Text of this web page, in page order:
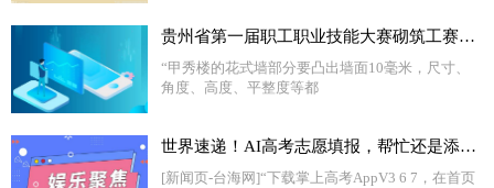
贵州省第一届职工职业技能大赛砌筑工赛项一等奖获得者杨林：脑海里装着每一块砖的精准定位|今日报
“甲秀楼的花式墙部分要凸出墙面10毫米，尺寸、
角度、高度、平整度等都
世界速递！AI高考志愿填报，帮忙还是添乱？
[新闻页-台海网]“下载掌上高考AppV3 6 7，在首页